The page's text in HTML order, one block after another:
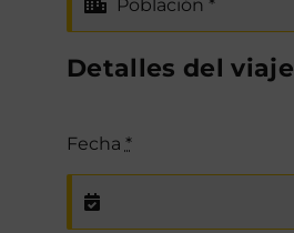
Detalles del viaje
Fecha *